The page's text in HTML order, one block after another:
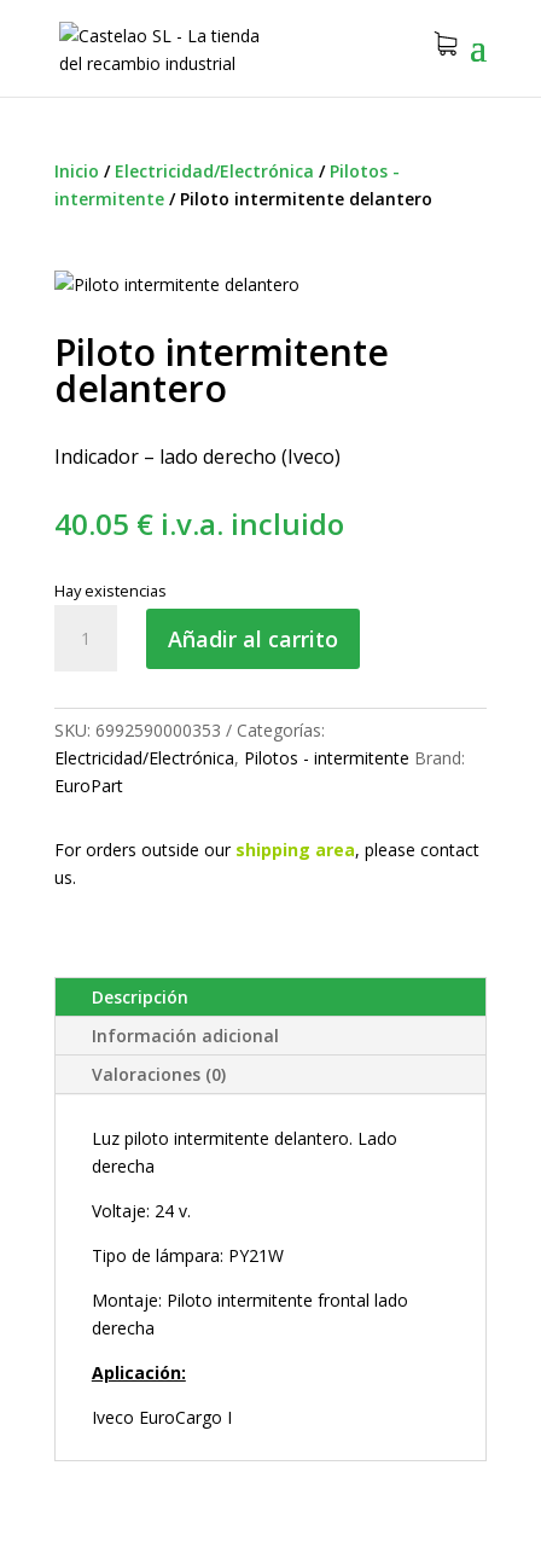
Inicio / Electricidad/Electrónica / Pilotos -
intermitente/ Piloto intermitente delantero
Piloto intermitente
delantero
Indicador – lado derecho (Iveco)
40.05 € i.v.a. incluido
Hay existencias
intermitente
Añadir al carrito
SKU: 6992590000353
Categorías:
Electricidad/Electrónica, Pilotos - intermitente Brand:
EuroPart
For orders outside our shipping area, please contact
us.
Descripción
Información adicional
Valoraciones (0)
Luz piloto intermitente delantero. Lado
derecha
Voltaje: 24 v.
Tipo de lámpara: PY21W
Montaje: Piloto intermitente frontal lado
derecha
Aplicación:
Iveco EuroCargo I